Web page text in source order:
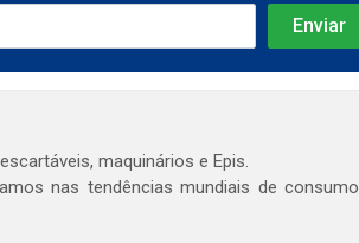
maquinários e Epis.
nas tendências mundiais de consumo